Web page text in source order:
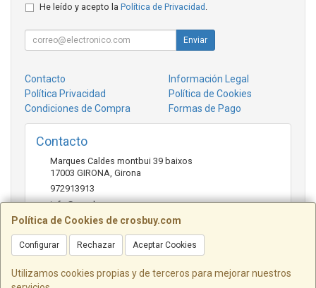
Política de Cookies de crosbuy.com
Configurar Rechazar Aceptar Cookies
Utilizamos cookies propias y de terceros para mejorar nuestros
He leído y acepto la Política de Privacidad
Enviar
Contacto
Información Legal
Política Privacidad
Política de Cookies
Condiciones de Compra
Formas de Pago
Contacto
Marques Caldes montbui 39 baixos
17003 GIRONA Girona
972913913
info@crosbuy.com
Horario
de 10:00 a 13:30 y de 16:30 a 20:00